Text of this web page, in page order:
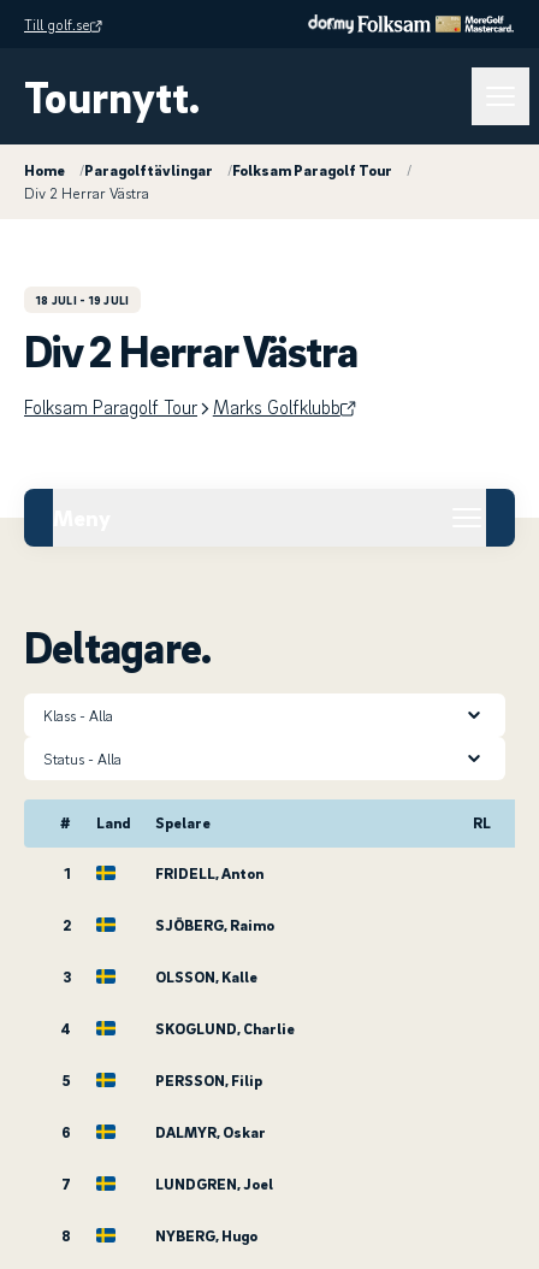
Till golf.se
Tournytt.
Home /Paragolftävlingar /Folksam Paragolf Tour
/
Div 2 Herrar Västra
18 JULI - 19 JULI
Div 2 Herrar Västra
Folksam Paragolf Tour Marks Golfklubb
Deltagare.
Klass
Status
# Land Spelare RL
1 FRIDELL, Anton
2 SJÖBERG, Raimo
3 OLSSON, Kalle
4 SKOGLUND, Charlie
5 PERSSON, Filip
6 DALMYR, Oskar
7 LUNDGREN, Joel
8 NYBERG, Hugo